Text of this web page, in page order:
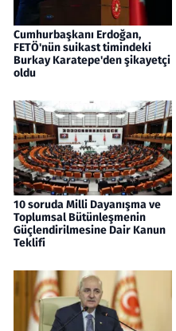
Cumhurbaşkanı Erdoğan,
FETÖ'nün suikast timindeki
Burkay Karatepe'den şikayetçi
oldu
10 soruda Milli Dayanışma ve
Toplumsal Bütünleşmenin
Güçlendirilmesine Dair Kanun
Teklifi